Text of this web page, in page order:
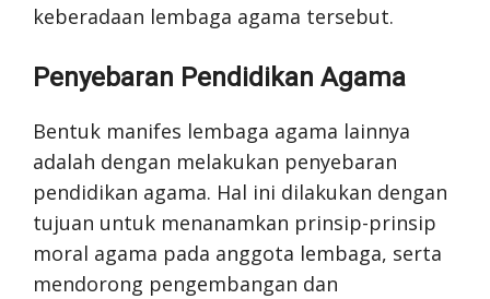
keberadaan lembaga agama tersebut.
Penyebaran Pendidikan Agama
Bentuk manifes lembaga agama lainnya
adalah dengan melakukan penyebaran
pendidikan agama. Hal ini dilakukan dengan
tujuan untuk menanamkan prinsip-prinsip
moral agama pada anggota lembaga, serta
mendorong pengembangan dan